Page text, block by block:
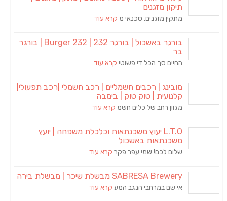
תיקון מזגנים
מתקין מזגנים, טכנאי מ קרא עוד
בורגר באשכול | בורגר 232 | Burger 232 | בורגר
בר
החיים סך הכל די פשוטי קרא עוד
מובינג | רכבים חשמליים | רכב חשמלי |רכב תפעולי|
קלנועית | טוק טוק | בימבה
מגוון רחב של כלים חשמ קרא עוד
L.T.O יעוץ משכנתאות וכלכלת משפחה | יועץ
משכנתאות באשכול
שלום לכם! שמי עפר פקר קרא עוד
SABRESA Brewery מבשלת שיכר | מבשלת בירה
אי שם במרחבי הנגב המע קרא עוד